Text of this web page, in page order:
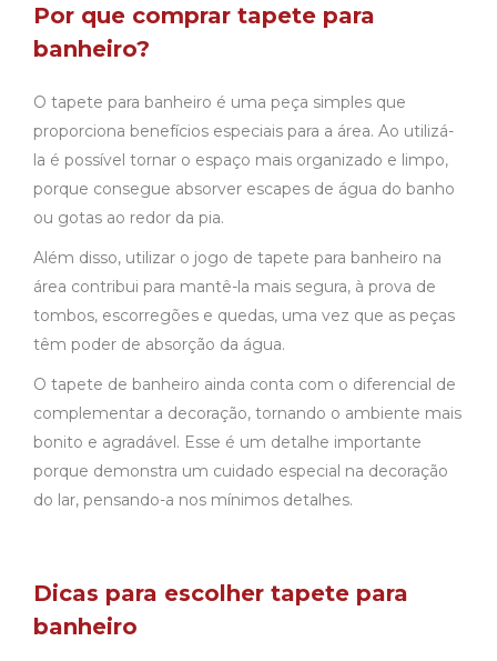
Por que comprar tapete para
banheiro?
O tapete para banheiro é uma peça simples que
proporciona benefícios especiais para a área. Ao utilizá-
la é possível tornar o espaço mais organizado e limpo,
porque consegue absorver escapes de água do banho
ou gotas ao redor da pia.
Além disso, utilizar o jogo de tapete para banheiro na
área contribui para mantê-la mais segura, à prova de
tombos, escorregões e quedas, uma vez que as peças
têm poder de absorção da água.
O tapete de banheiro ainda conta com o diferencial de
complementar a decoração, tornando o ambiente mais
bonito e agradável. Esse é um detalhe importante
porque demonstra um cuidado especial na decoração
do lar, pensando-a nos mínimos detalhes.
Dicas para escolher tapete para
banheiro